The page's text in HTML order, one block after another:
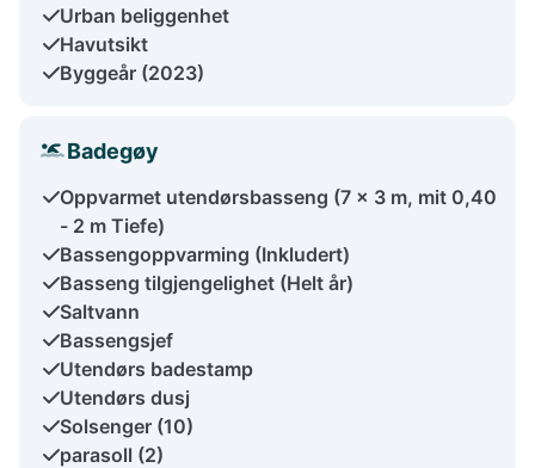
Urban beliggenhet
Havutsikt
Byggeår (2023)
Badegøy
Oppvarmet utendørsbasseng (7 x 3 m, mit 0,40
- 2 m Tiefe)
Bassengoppvarming (Inkludert)
Basseng tilgjengelighet (Helt år)
Saltvann
Bassengsjef
Utendørs badestamp
Utendørs dusj
Solsenger (10)
parasoll (2)